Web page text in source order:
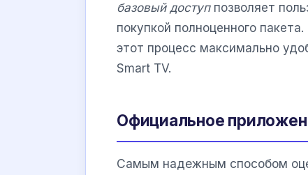
базовый доступпозволяет
покупкой полноценного
этот процесс максимально
Smart TV.
Официальное
Самым надежным способом